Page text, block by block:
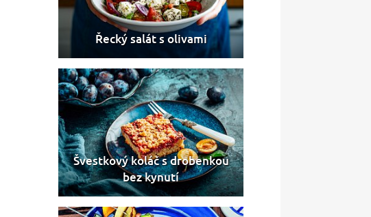
Řecký salát s olivami
Švestkový koláč s drobenkou
bez kynutí